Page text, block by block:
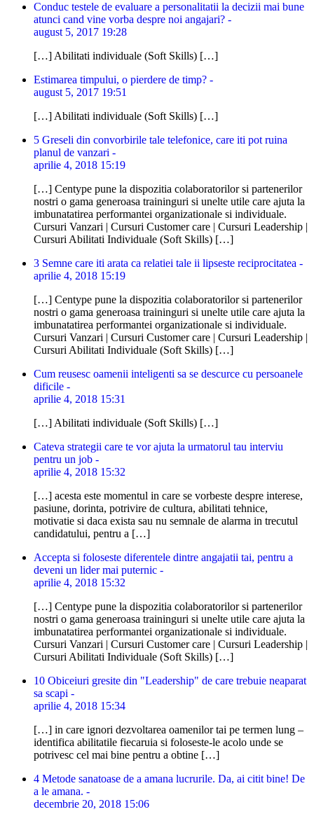
Conduc testele de evaluare a personalitatii la decizii mai bune
atunci cand vine vorba despre noi angajari? -
august 5, 2017 19:28
[…] Abilitati individuale (Soft Skills) […]
Estimarea timpului, o pierdere de timp? -
august 5, 2017 19:51
[…] Abilitati individuale (Soft Skills) […]
5 Greseli din convorbirile tale telefonice, care iti pot ruina
planul de vanzari -
aprilie 4, 2018 15:19
[…] Centype pune la dispozitia colaboratorilor si partenerilor
nostri o gama generoasa traininguri si unelte utile care ajuta la
imbunatatirea performantei organizationale si individuale.
Cursuri Vanzari | Cursuri Customer care | Cursuri Leadership |
Cursuri Abilitati Individuale (Soft Skills) […]
3 Semne care iti arata ca relatiei tale ii lipseste reciprocitatea -
aprilie 4, 2018 15:19
[…] Centype pune la dispozitia colaboratorilor si partenerilor
nostri o gama generoasa traininguri si unelte utile care ajuta la
imbunatatirea performantei organizationale si individuale.
Cursuri Vanzari | Cursuri Customer care | Cursuri Leadership |
Cursuri Abilitati Individuale (Soft Skills) […]
Cum reusesc oamenii inteligenti sa se descurce cu persoanele
dificile -
aprilie 4, 2018 15:31
[…] Abilitati individuale (Soft Skills) […]
Cateva strategii care te vor ajuta la urmatorul tau interviu
pentru un job -
aprilie 4, 2018 15:32
[…] acesta este momentul in care se vorbeste despre interese,
pasiune, dorinta, potrivire de cultura, abilitati tehnice,
motivatie si daca exista sau nu semnale de alarma in trecutul
candidatului, pentru a […]
Accepta si foloseste diferentele dintre angajatii tai, pentru a
deveni un lider mai puternic -
aprilie 4, 2018 15:32
[…] Centype pune la dispozitia colaboratorilor si partenerilor
nostri o gama generoasa traininguri si unelte utile care ajuta la
imbunatatirea performantei organizationale si individuale.
Cursuri Vanzari | Cursuri Customer care | Cursuri Leadership |
Cursuri Abilitati Individuale (Soft Skills) […]
10 Obiceiuri gresite din "Leadership" de care trebuie neaparat
sa scapi -
aprilie 4, 2018 15:34
[…] in care ignori dezvoltarea oamenilor tai pe termen lung –
identifica abilitatile fiecaruia si foloseste-le acolo unde se
potrivesc cel mai bine pentru a obtine […]
4 Metode sanatoase de a amana lucrurile. Da, ai citit bine! De
a le amana. -
decembrie 20, 2018 15:06